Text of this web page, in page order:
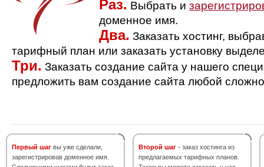
Раз. Выбрать и
доменное имя.
Два. Заказать хостинг,
тарифный план или заказать установку
Три. Заказать создание сайта у нашего
предложить вам создание сайта любой
Первый шаг вы уже сделали,
зарегистрировав доменное имя.
Второй шаг - заказ хостинга из
предлагаемых тарифных планов.